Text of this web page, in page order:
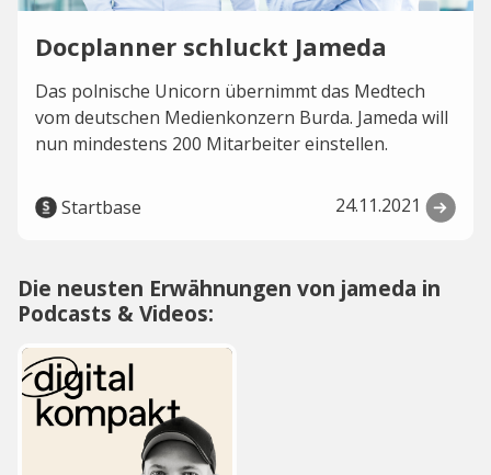
Docplanner schluckt Jameda
Das polnische Unicorn übernimmt das Medtech
vom deutschen Medienkonzern Burda. Jameda will
nun mindestens 200 Mitarbeiter einstellen.
Startbase 24.11.2021
Die neusten Erwähnungen von jameda in
Podcasts & Videos: